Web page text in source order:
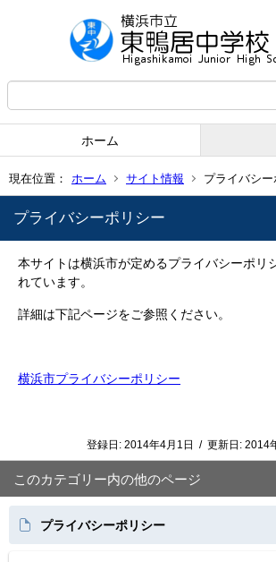
ホーム
現在位置： ホーム サイト情報 プライバシ
プライバシーポリシー
本サイトは横浜市が定めるプライバシーポリ
れています。
詳細は下記ページをご参照ください。
横浜市プライバシーポリシー
登録日: 2014年4月1日 / 更新日: 2014
このカテゴリー内の他のページ
プライバシーポリシー